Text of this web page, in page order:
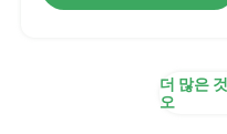
더 많은
오